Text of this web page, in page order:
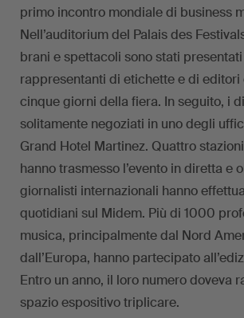
primo incontro mondiale di business
Nell’auditorium del Palais des
brani e spettacoli sono stati
rappresentanti di etichette e di editori
cinque giorni della fiera. In seguito, i
solitamente negoziati in uno degli
Grand Hotel Martinez. Quattro
hanno trasmesso l’evento in diretta e
giornalisti internazionali hanno
quotidiani sul Midem. Più di 1000
musica, principalmente dal Nord
dall’Europa, hanno partecipato
Entro un anno, il loro numero doveva
spazio espositivo triplicare.